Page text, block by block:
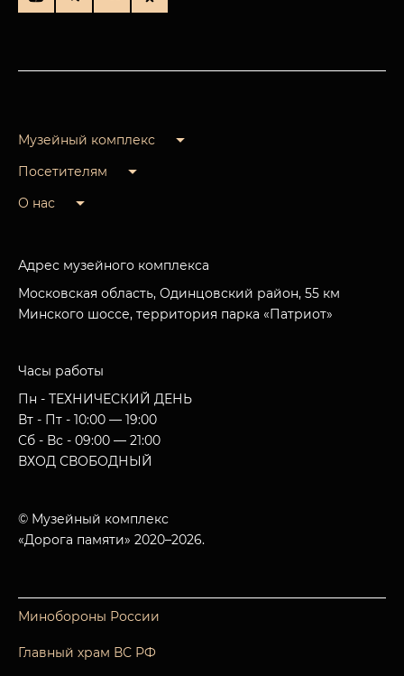
Музейный комплекс
Посетителям
О нас
Адрес музейного комплекса
Московская область, Одинцовский район, 55 км
Минского шоссе, территория парка «Патриот»
Часы работы
Пн - ТЕХНИЧЕСКИЙ ДЕНЬ
Вт - Пт - 10:00 — 19:00
Сб - Вс - 09:00 — 21:00
ВХОД СВОБОДНЫЙ
© Музейный комплекс
«Дорога памяти» 2020–2026.
Минобороны России
Главный храм ВС РФ